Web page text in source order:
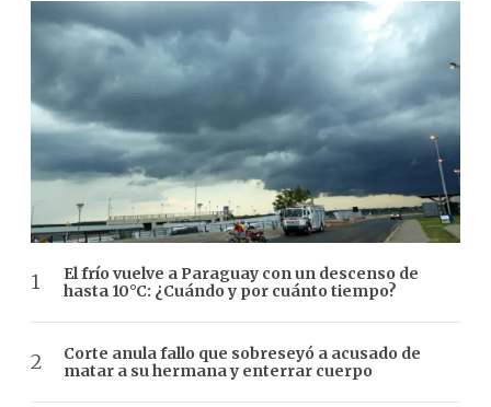
El frío vuelve a Paraguay con un descenso de
hasta 10°C: ¿Cuándo y por cuánto tiempo?
Corte anula fallo que sobreseyó a acusado de
matar a su hermana y enterrar cuerpo